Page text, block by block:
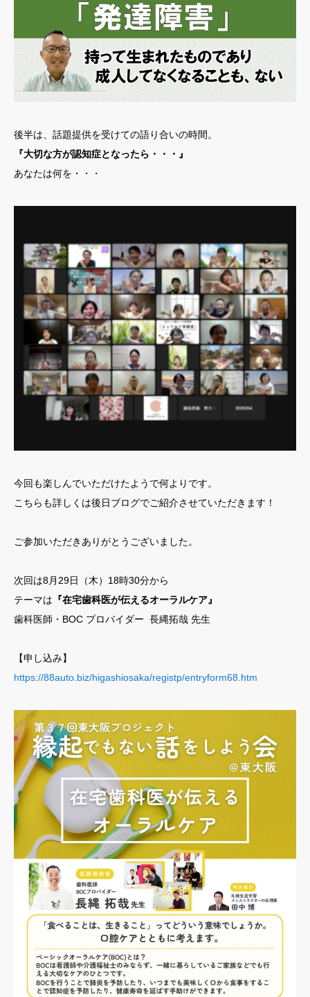
後半は、話題提供を受けての語り合いの時間。
『大切な方が認知症となったら・・・』
あなたは何を・・・
今回も楽しんでいただけたようで何よりです。
こちらも詳しくは後日ブログでご紹介させていただきます！
ご参加いただきありがとうございました。
次回は8月29日（木）18時30分から
テーマは 『在宅歯科医が伝えるオーラルケア』
歯科医師・BOC プロバイダー 長縄拓哉 先生
【申し込み】
https://88auto.biz/higashiosaka/registp/entryform68.htm